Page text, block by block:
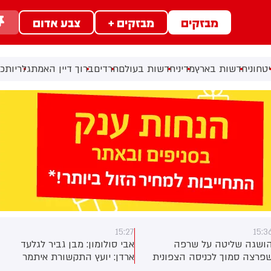
מבזקים מבזקים + צבע אדום
חדשות בארץמדיניחדשות בעולםחרדיםברוך דיין האמתגלריות
הושגה שליטה על שרפה
סמוך לכניסה הצפונית
15:27
אבי סולומון: מבן גביר לגלעד
ארדן: יועץ התקשורת איתמר